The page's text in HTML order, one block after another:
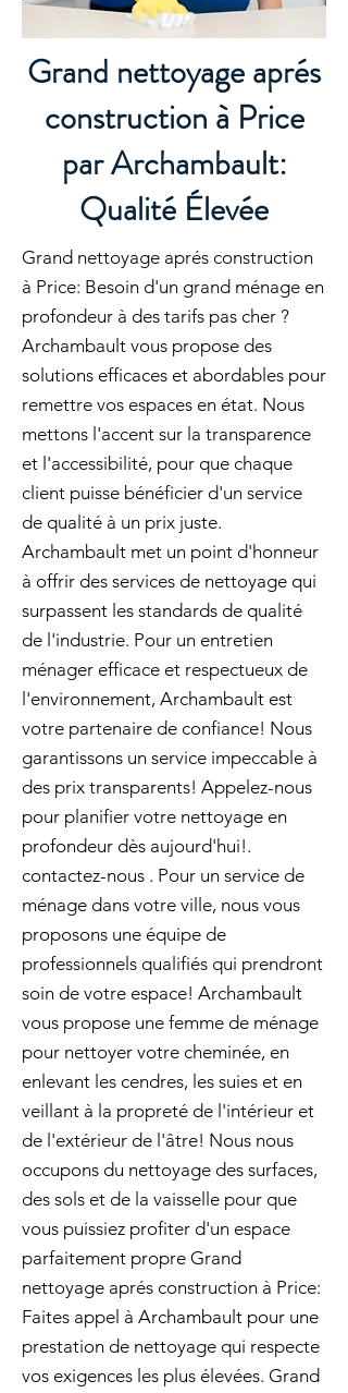
Grand nettoyage aprés
construction à Price
par Archambault:
Qualité Élevée
Grand nettoyage aprés construction
à Price: Besoin d'un grand ménage en
profondeur à des tarifs pas cher ?
Archambault vous propose des
solutions efficaces et abordables pour
remettre vos espaces en état. Nous
mettons l'accent sur la transparence
et l'accessibilité, pour que chaque
client puisse bénéficier d'un service
de qualité à un prix juste.
Archambault met un point d'honneur
à offrir des services de nettoyage qui
surpassent les standards de qualité
de l'industrie. Pour un entretien
ménager efficace et respectueux de
l'environnement, Archambault est
votre partenaire de confiance! Nous
garantissons un service impeccable à
des prix transparents! Appelez-nous
pour planifier votre nettoyage en
profondeur dès aujourd'hui!.
contactez-nous . Pour un service de
ménage dans votre ville, nous vous
proposons une équipe de
professionnels qualifiés qui prendront
soin de votre espace! Archambault
vous propose une femme de ménage
pour nettoyer votre cheminée, en
enlevant les cendres, les suies et en
veillant à la propreté de l'intérieur et
de l'extérieur de l'âtre! Nous nous
occupons du nettoyage des surfaces,
des sols et de la vaisselle pour que
vous puissiez profiter d'un espace
parfaitement propre Grand
nettoyage aprés construction à Price:
Faites appel à Archambault pour une
prestation de nettoyage qui respecte
vos exigences les plus élevées. Grand